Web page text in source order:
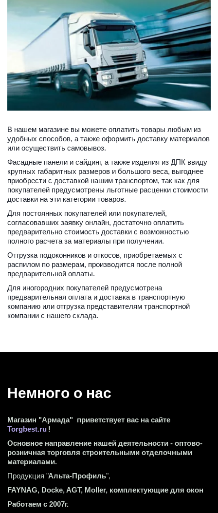
В нашем магазине вы можете оплатить товары любым из
удобных способов, а также оформить доставку материалов
или осуществить самовывоз.
Фасадные панели и сайдинг, а также изделия из ДПК ввиду
крупных габаритных размеров и большого веса, выгоднее
приобрести с доставкой нашим транспортом, так как для
покупателей предусмотрены льготные расценки стоимости
доставки на эти категории товаров.
Для постоянных покупателей или покупателей,
согласовавших заявку онлайн, достаточно оплатить
предварительно стоимость доставки с возможностью
полного расчета за материалы при получении.
Отгрузка подоконников и откосов, приобретаемых с
распилом по размерам, производится после полной
предварительной оплаты.
Для иногородних покупателей предусмотрена
предварительная оплата и доставка в транспортную
компанию или отгрузка представителям транспортной
компании с нашего склада.
Немного о нас
Магазин "Армада"  приветствует вас на сайте
Torgbest.ru !
Основное направление нашей деятельности - оптово-
розничная торговля строительными отделочными
материалами.
Продукция "Альта-Профиль",
FAYNAG, Docke, AGT, Moller, комплектующие для окон
Работаем с 2007г.